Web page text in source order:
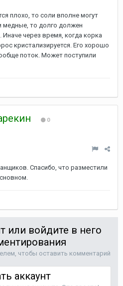
плохо, то соли вполне могут
медные, то долго должен
через время, когда корка
кристализируется. Его хорошо
поток. Может поступили
0
Спасибо, что разместили
или войдите в него
чтобы оставить комментарий
аккаунт